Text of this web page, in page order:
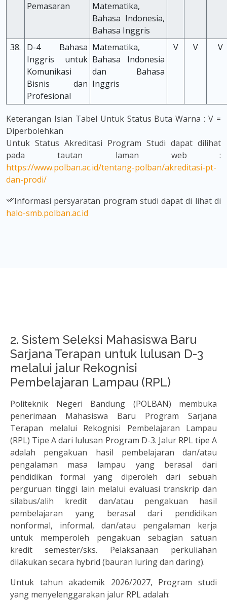
Pemasaran
Matematika,
Bahasa Indonesia,
Bahasa Inggris
38.
D-4 Bahasa
Inggris untuk
Komunikasi
Bisnis dan
Profesional
Matematika,
Bahasa Indonesia
dan Bahasa
Inggris
V V V
Keterangan Isian Tabel Untuk Status Buta Warna : V =
Diperbolehkan
Untuk Status Akreditasi Program Studi dapat dilihat
pada tautan laman web :
https://www.polban.ac.id/tentang-polban/akreditasi-pt-
dan-prodi/
Informasi persyaratan program studi dapat di lihat di
halo-smb.polban.ac.id
2. Sistem Seleksi Mahasiswa Baru
Sarjana Terapan untuk lulusan D-3
melalui jalur Rekognisi
Pembelajaran Lampau (RPL)
Politeknik Negeri Bandung (POLBAN) membuka
penerimaan Mahasiswa Baru Program Sarjana
Terapan melalui Rekognisi Pembelajaran Lampau
(RPL) Tipe A dari lulusan Program D-3. Jalur RPL tipe A
adalah pengakuan hasil pembelajaran dan/atau
pengalaman masa lampau yang berasal dari
pendidikan formal yang diperoleh dari sebuah
perguruan tinggi lain melalui evaluasi transkrip dan
silabus/alih kredit dan/atau pengakuan hasil
pembelajaran yang berasal dari pendidikan
nonformal, informal, dan/atau pengalaman kerja
untuk memperoleh pengakuan sebagian satuan
kredit semester/sks. Pelaksanaan perkuliahan
dilakukan secara hybrid (bauran luring dan daring).
Untuk tahun akademik 2026/2027, Program studi
yang menyelenggarakan jalur RPL adalah: